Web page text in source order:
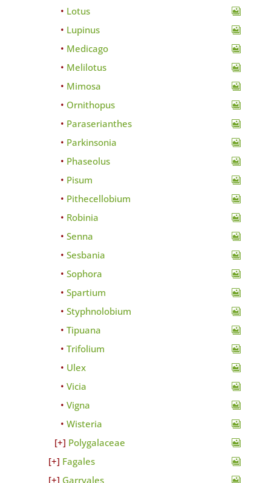
Lotus
Lupinus
Medicago
Melilotus
Mimosa
Ornithopus
Paraserianthes
Parkinsonia
Phaseolus
Pisum
Pithecellobium
Robinia
Senna
Sesbania
Sophora
Spartium
Styphnolobium
Tipuana
Trifolium
Ulex
Vicia
Vigna
Wisteria
Polygalaceae
Fagales
Garryales